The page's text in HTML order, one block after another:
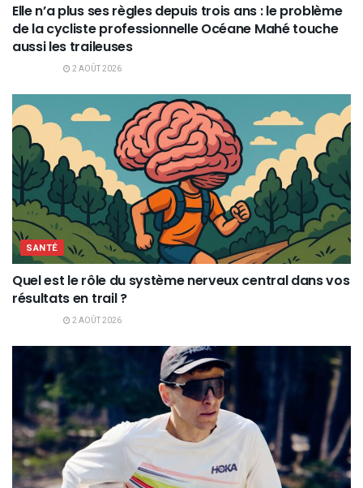
Elle n’a plus ses règles depuis trois ans : le problème
de la cycliste professionnelle Océane Mahé touche
aussi les traileuses
2 AOÛT 2026
SANTÉ
Quel est le rôle du système nerveux central dans vos
résultats en trail ?
2 AOÛT 2026